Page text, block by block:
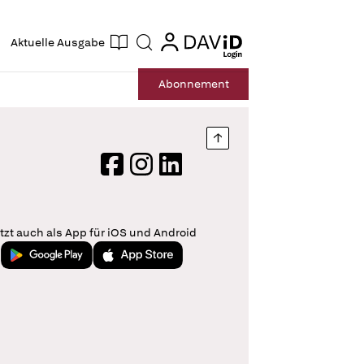
Aktuelle Ausgabe Suche login
login
Abonnement
Nach oben springen
FacebookInstagram
LinkedIn
auch als App für iOS und Android
Jetzt bei Google PlayLaden im App Store